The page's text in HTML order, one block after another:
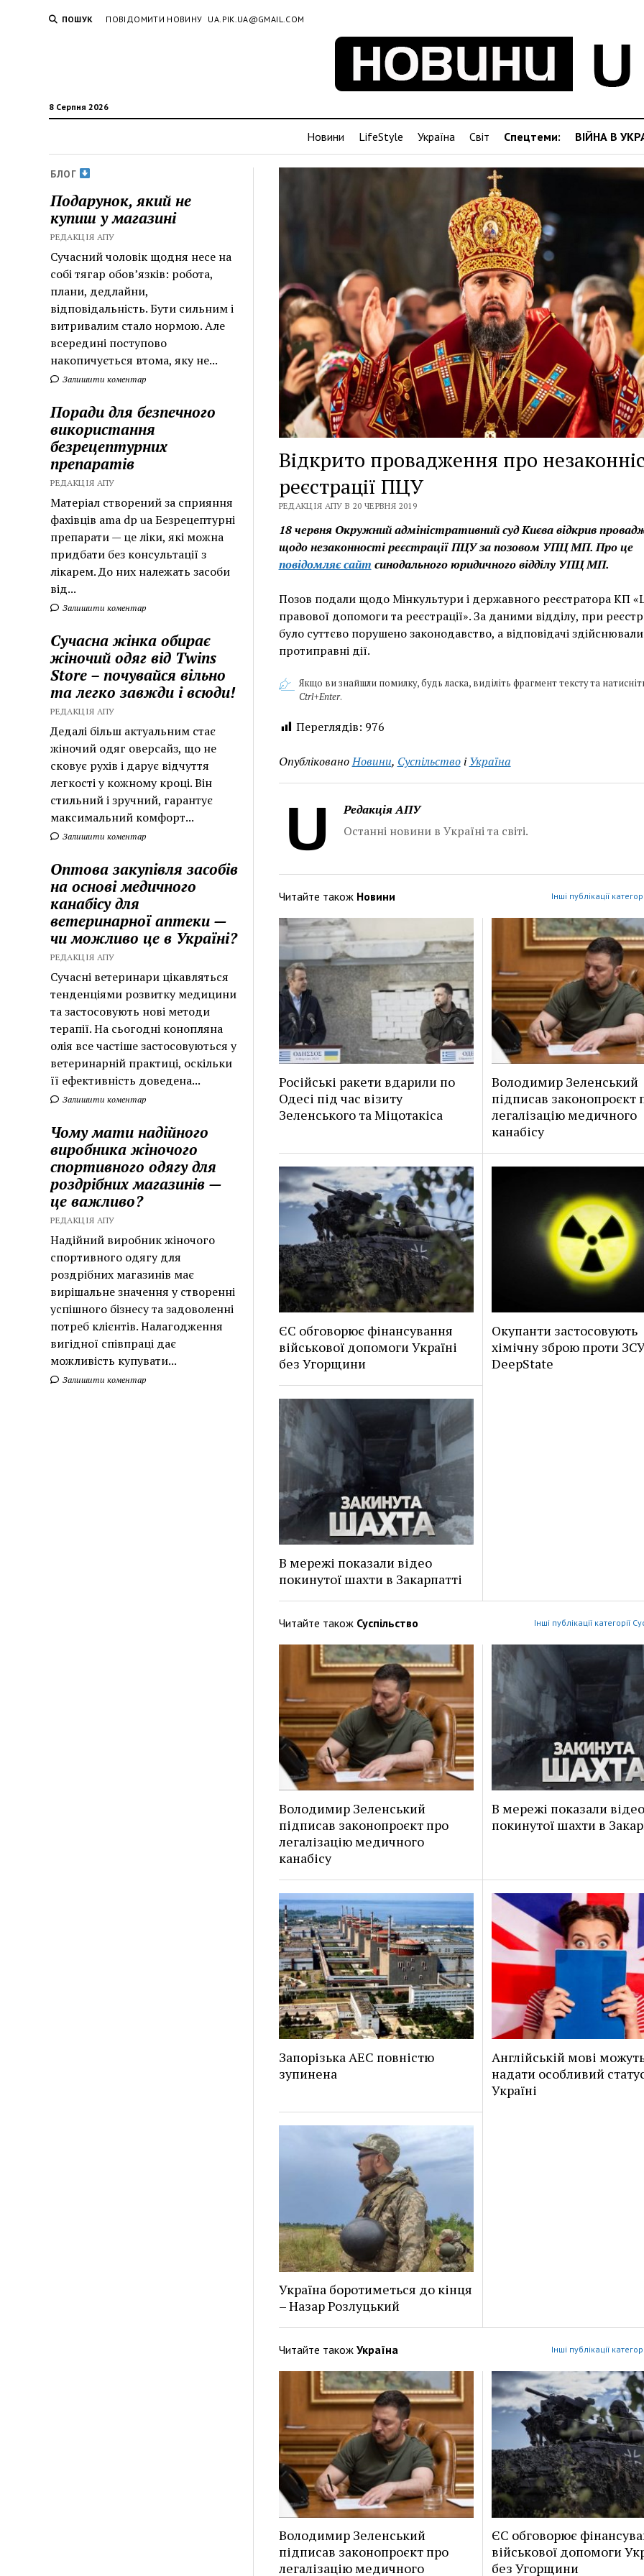
ПОШУК ПОВІДОМИТИ НОВИНУ UA.PIK.UA@GMAIL.COM
8 Серпня 2026
Новини LifeStyle Україна Світ Спецтеми: ВІЙНА В
БЛОГ
Подарунок, який не
купиш у магазині
РЕДАКЦІЯ АПУ
Сучасний чоловік щодня несе на
собі тягар обов’язків: робота,
плани, дедлайни,
відповідальність. Бути сильним і
витривалим стало нормою. Але
всередині поступово
накопичується втома, яку не...
Залишити коментар
Поради для безпечного
використання
безрецептурних
препаратів
РЕДАКЦІЯ АПУ
Матеріал створений за сприяння
фахівців ama dp ua Безрецептурні
препарати — це ліки, які можна
придбати без консультації з
лікарем. До них належать засоби
від...
Залишити коментар
Сучасна жінка обирає
жіночий одяг від Twins
Store – почувайся вільно
та легко завжди і всюди!
РЕДАКЦІЯ АПУ
Дедалі більш актуальним стає
жіночий одяг оверсайз, що не
сковує рухів і дарує відчуття
легкості у кожному кроці. Він
стильний і зручний, гарантує
максимальний комфорт...
Залишити коментар
Оптова закупівля засобів
на основі медичного
канабісу для
ветеринарної аптеки —
чи можливо це в Україні?
РЕДАКЦІЯ АПУ
Сучасні ветеринари цікавляться
тенденціями розвитку медицини
та застосовують нові методи
терапії. На сьогодні конопляна
олія все частіше застосовуються у
ветеринарній практиці, оскільки
її ефективність доведена...
Залишити коментар
Чому мати надійного
виробника жіночого
спортивного одягу для
роздрібних магазинів —
це важливо?
РЕДАКЦІЯ АПУ
Надійний виробник жіночого
спортивного одягу для
роздрібних магазинів має
вирішальне значення у створенні
успішного бізнесу та задоволенні
потреб клієнтів. Налагодження
вигідної співпраці дає
можливість купувати...
Залишити коментар
Відкрито провадження про
реєстрації ПЦУ
РЕДАКЦІЯ АПУ В 20 ЧЕРВНЯ 2019
18 червня Окружний адміністративний суд Києва відкрив
щодо незаконності реєстрації ПЦУ за позовом УПЦ МП. Про це
повідомляє сайт синодального юридичного відділу УПЦ МП.
Позов подали щодо Мінкультури і державного реєстратора КП
правової допомоги та реєстрації». За даними відділу, при
було суттєво порушено законодавство, а відповідачі здійснювали
протиправні дії.
Якщо ви знайшли помилку, будь ласка, виділіть фрагмент тексту та
Ctrl+Enter.
Переглядів: 976
ОпублікованоНовини, СуспільствоіУкраїна
Редакція АПУ
Останні новини в Україні та світі.
Читайте також Новини Інші публікації
Російські ракети вдарили по
Одесі під час візиту
Зеленського та Міцотакіса
Володимир Зеленський
підписав законопроєкт
легалізацію медичного
канабісу
ЄС обговорює фінансування
військової допомоги Україні
без Угорщини
Окупанти застосовують
хімічну зброю проти
DeepState
В мережі показали відео
покинутої шахти в Закарпатті
Читайте також Суспільство Інші публікації категорії
Володимир Зеленський
підписав законопроєкт про
легалізацію медичного
канабісу
В мережі показали відео
покинутої шахти в
Запорізька АЕС повністю
зупинена
Англійській мові
надати особливий
Україні
Україна боротиметься до кінця
– Назар Розлуцький
Читайте також Україна Інші публікації
Володимир Зеленський
підписав законопроєкт про
легалізацію медичного
ЄС обговорює
військової допомоги
без Угорщини